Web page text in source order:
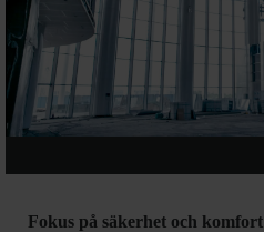
Fokus på säkerhet och komfort